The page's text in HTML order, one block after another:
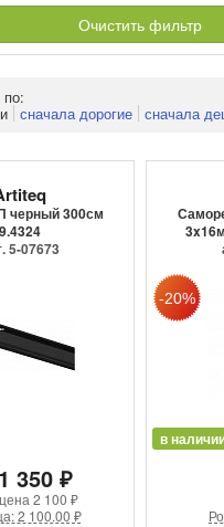
Очистить фильтр
по:
сначала дорогие сначала
черный 300см
9.4324
5-07673
350 ₽
2 100 ₽
2 100.00 ₽
в